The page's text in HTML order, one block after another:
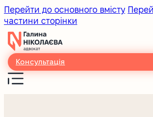
Перейти до основного вмісту
частини сторінки
Консультація